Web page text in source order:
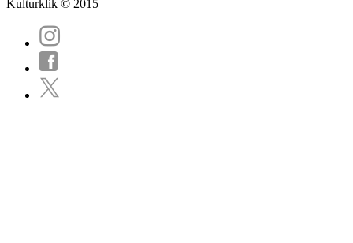
Kulturklik © 2015